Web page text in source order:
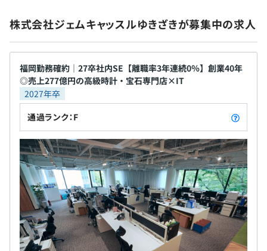
SE9名で構成されています。（名古屋5名、福岡4名）
・健康保険
・厚生年金
・雇用保険
・労災保険
無期雇用
6カ月（期間の変更あり）
伸ばす取り組みを展開しています。 ◆EC部門やシス
テム部門への投資も活発で、更なる会社の成長の為
に同部門の強化を行っております。
株式会社ジェムキャッスルゆきざきが募集中の求人
福岡勤務確約｜27卒社内SE【離職率3年連続0％】創業40年
◎売上277億円の高級時計・宝石専門店×IT
2027年卒
通過ランク：F